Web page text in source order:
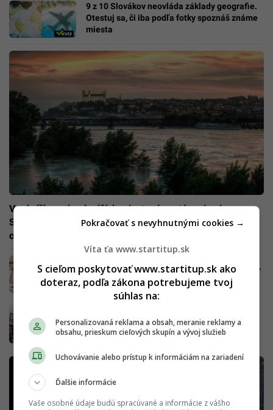
9 z 10 Slovákov neovláda základy geografie.
Otestuj sa, či iba podľa fotky spoznáš známe
miesta
V rebríčku najnudnejších miest má zastúpenie aj
Slovensko. Umiestnenie Bratislavy prekonalo všetky
očakavánia
najlacnejšie mestá v Európe, kde môžeš robiť
z domu (REBRÍČEK)
sa tam presťahuješ. Sen Slovákov za veľkou
mlákou môže byť realita
Víta ťa www.startitup.sk
S cieľom poskytovať www.startitup.sk ako
doteraz, podľa zákona potrebujeme tvoj
súhlas na:
Personalizovaná reklama a obsah, meranie reklamy a
obsahu, prieskum cieľových skupín a vývoj služieb
Uchovávanie alebo prístup k informáciám na zariadení
Ďalšie informácie
Vaše osobné údaje budú spracúvané a informácie z vášho
Pokračovať s nevyhnutnými cookies →